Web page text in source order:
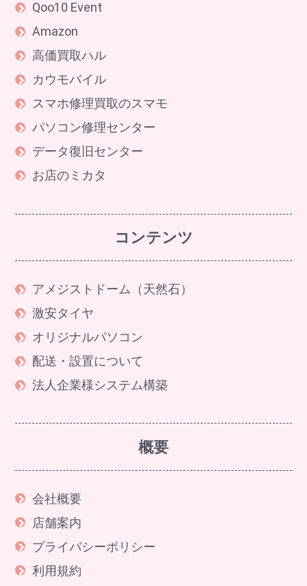
Qoo10 Event
Amazon
高価買取ハル
カウモバイル
スマホ修理買取のスマモ
パソコン修理センター
データ復旧センター
お店のミカタ
コンテンツ
アメジストドーム（天然石）
激安タイヤ
オリジナルパソコン
配送・設置について
法人企業様システム構築
概要
会社概要
店舗案内
プライバシーポリシー
利用規約